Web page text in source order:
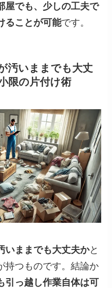
屋でも、少しの工夫で
ることが可能です。
汚いままでも大丈
限の片付け術
いままでも大丈夫かと
持つものです。結論か
引っ越し作業自体は可